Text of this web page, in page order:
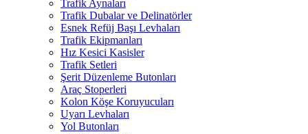
Trafik Aynaları
Trafik Dubalar ve Delinatörler
Esnek Refüj Başı Levhaları
Trafik Ekipmanları
Hız Kesici Kasisler
Trafik Setleri
Şerit Düzenleme Butonları
Araç Stoperleri
Kolon Köşe Koruyucuları
Uyarı Levhaları
Yol Butonları